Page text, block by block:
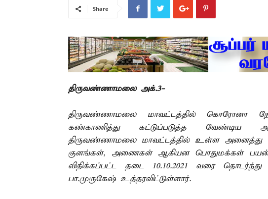
Share
திருவண்ணாமலை அக்.3-
திருவண்ணாமலை மாவட்டத்தில் கொரோனா
கண்காணித்து கட்டுப்படுத்த வேண்டிய
திருவண்ணாமலை மாவட்டத்தில் உள்ள அனைத்து
குளங்கள், அணைகள் ஆகியன பொதுமக்கள்
விதிக்கப்பட்ட தடை 10.10.2021 வரை
பா.முருகேஷ் உத்தரவிட்டுள்ளார்.